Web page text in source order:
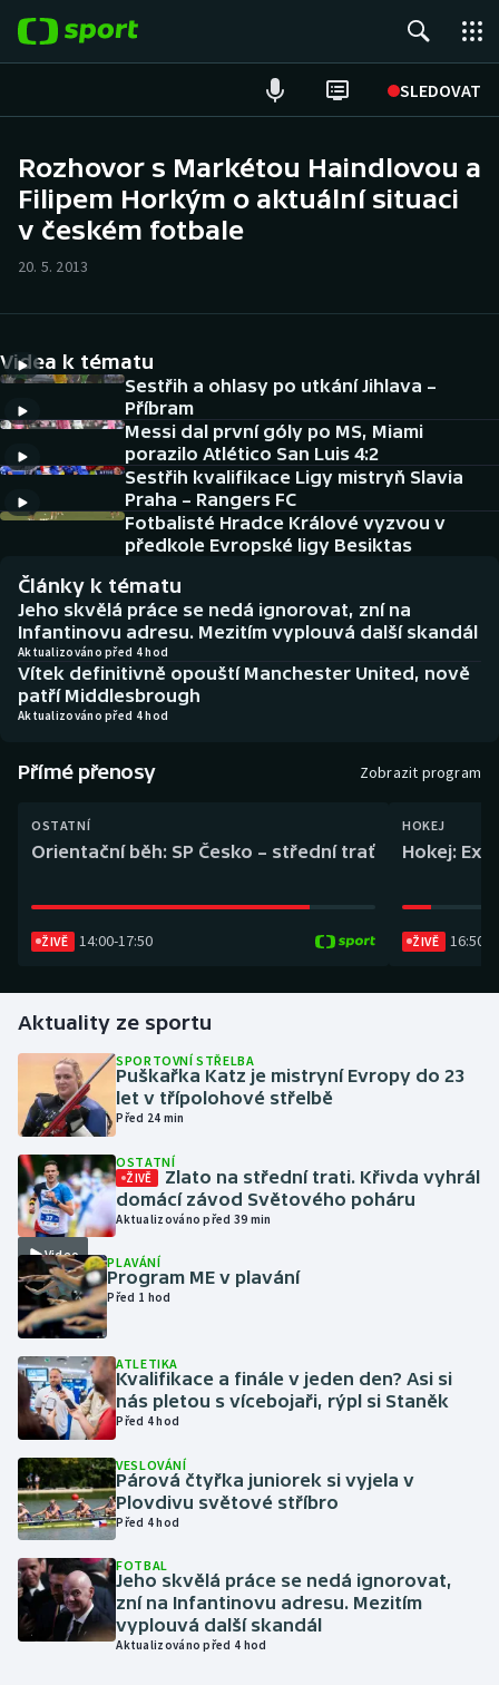
SLEDOVAT
Hokej
Cyklistika
DALŠÍ SPORTY
Americký fotbal
Baseball a softbal
Biatlon
Boby a skeleton
Curling
Dostihy
Futsal
Golf
Gymnastika
Házená
Jezdectví
Judo
Krasobruslení
Lezení
Lyže a snowboard
Moderní pětiboj
Motorsport
Olympijské hry
Parasport
Plavání
NEPŘEHLÉDNĚTE
Soutěže
Aplikace ČT sport
AZ kvíz
Rozhovor s Markétou Haindlovou a
Filipem Horkým o aktuální situaci
v českém fotbale
20. 5. 2013
Videa k tématu
Sestřih a ohlasy po utkání Jihlava –
Příbram
Messi dal první góly po MS, Miami
porazilo Atlético San Luis 4:2
Sestřih kvalifikace Ligy mistryň Slavia
Praha – Rangers FC
Fotbalisté Hradce Králové vyzvou v
předkole Evropské ligy Besiktas
Články k tématu
Jeho skvělá práce se nedá ignorovat, zní na
Infantinovu adresu. Mezitím vyplouvá další skandál
Aktualizováno před 4 hod
Vítek definitivně opouští Manchester United, nově
patří Middlesbrough
Aktualizováno před 4 hod
Přímé přenosy Zobrazit program
OSTATNÍ
Orientační běh: SP Česko – střední trať
ŽIVĚ 14:00-17:50
HOKEJ
Hokej:
ŽIVĚ 16:50
Aktuality ze sportu
SPORTOVNÍ STŘELBA
Puškařka Katz je mistryní Evropy do 23
let v třípolohové střelbě
Před 24 min
Video
OSTATNÍ
ŽIVĚ
Zlato na střední trati. Křivda vyhrál
domácí závod Světového poháru
Aktualizováno před 39 min
PLAVÁNÍ
Program ME v plavání
Před 1 hod
ATLETIKA
Kvalifikace a finále v jeden den? Asi si
nás pletou s vícebojaři, rýpl si Staněk
Před 4 hod
VESLOVÁNÍ
Párová čtyřka juniorek si vyjela v
Plovdivu světové stříbro
Před 4 hod
FOTBAL
Jeho skvělá práce se nedá ignorovat,
zní na Infantinovu adresu. Mezitím
vyplouvá další skandál
Aktualizováno před 4 hod